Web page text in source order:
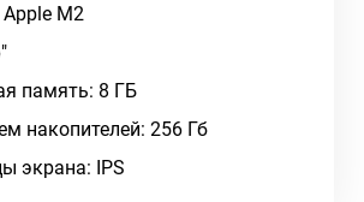
M2
память: 8 ГБ
накопителей: 256 Гб
экрана: IPS